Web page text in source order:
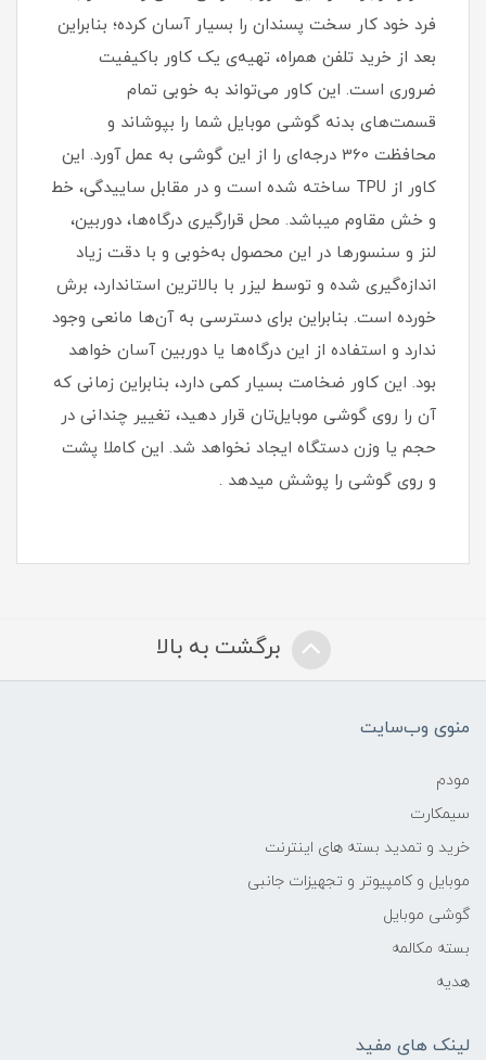
فرد خود کار سخت پسندان را بسیار آسان کرده؛ بنابراین
بعد از خرید تلفن همراه، تهیه‌ی یک کاور با‌کیفیت
ضروری است‏.‏ این کاور می‌تواند به خوبی تمام
قسمت‌های بدنه گوشی موبایل شما را بپوشاند و
محافظت 360 درجه‌ای را از این گوشی به عمل آورد‏.‏ این
کاور از TPU ساخته شده است و در مقابل ساییدگی، خط
و خش مقاوم میباشد.‏ محل قرارگیری درگاه‌ها، دوربین،
لنز و سنسورها در این محصول به‌خوبی و با دقت زیاد
اندازه‌گیری شده و توسط لیزر با بالاترین استاندارد، برش
خورده است‏.‏ بنابراین برای دسترسی به آن‌ها مانعی وجود
ندارد و استفاده از این درگاه‌ها یا دوربین آسان خواهد
بود‏.‏ این کاور ضخامت بسیار کمی دارد، بنابراین زمانی که
آن را روی گوشی موبایل‌تان قرار دهید، تغییر چندانی در
حجم یا وزن دستگاه ایجاد نخواهد شد‏. این کاملا پشت
و روی گوشی را پوشش میدهد .
برگشت به بالا
منوی وب‌سایت
مودم
سیمکارت
خرید و تمدید بسته های اینترنت
موبایل و کامپیوتر و تجهیزات جانبی
گوشی موبایل
بسته مکالمه
هدیه
لینک های مفید